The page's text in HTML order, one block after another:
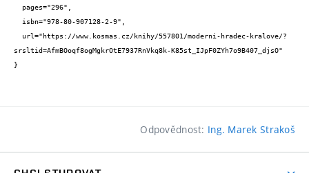
srsltid=AfmBOoqf8ogMgkrOtE7937RnVkq8k-K85st_IJpF0ZYh7o9B407_djsO"
}
Odpovědnost: Ing. Marek Strakoš